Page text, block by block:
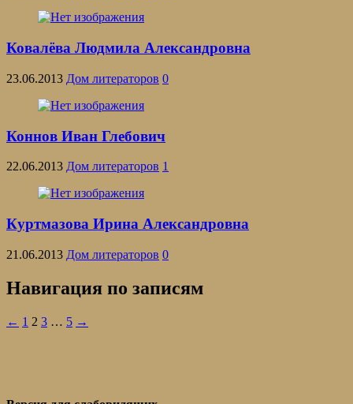
Ковалёва Людмила Александровна
23.06.2013 Дом литераторов 0
Коннов Иван Глебович
22.06.2013 Дом литераторов 1
Куртмазова Ирина Александровна
21.06.2013 Дом литераторов 0
Навигация по записям
← 1 2 3 … 5 →